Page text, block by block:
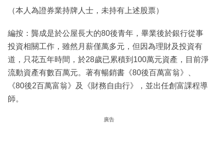
（本人為證券業持牌人士，未持有上述股票）
編按：龔成是於公屋長大的80後青年，畢業後於銀行從事
投資相關工作，雖然月薪僅萬多元，但因為理財及投資有
道，只花五年時間，於28歲已累積到100萬元資產，目前淨
流動資產有數百萬元。著有暢銷書《80後百萬富翁》、
《80後2百萬富翁》及《財務自由行》，並出任創富課程導
師。
廣告